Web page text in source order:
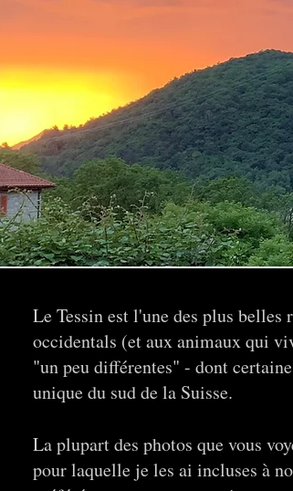
Le Tessin est l'une des plus
occidentals (et aux animaux qui
"un peu différentes" - dont
unique du sud de la Suisse.
La plupart des photos que vous
pour laquelle je les ai incluses à